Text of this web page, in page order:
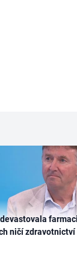
ničí zdravotnictví